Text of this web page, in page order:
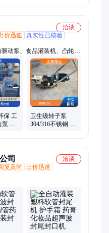
洽谈
价迅速
真实性已核验
动泵、食品灌装机、凸轮转
泵、磁力驱动齿轮泵、磁力
性转子泵、不锈钢磁力齿轮
泵
保 工
维
卫生级转子泵
304/316不锈钢 外
司
洽谈
复及时 出价迅速